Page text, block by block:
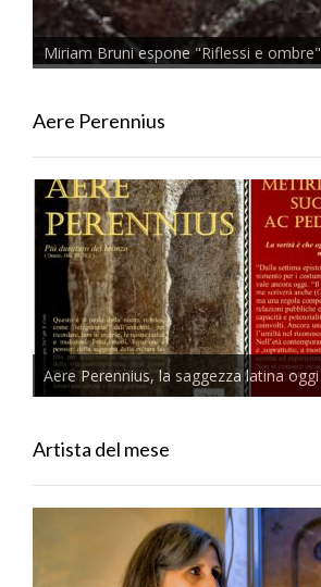
Miriam Bruni espone "Riflessi e ombre"
Aere Perennius
Aere Perennius, la saggezza latina oggi
Artista del mese